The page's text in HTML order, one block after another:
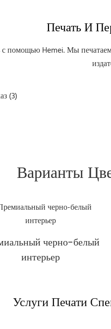
Печать И
помощью Hemei. Мы
Варианты
черно-белый
интерьер
Услуги Печати